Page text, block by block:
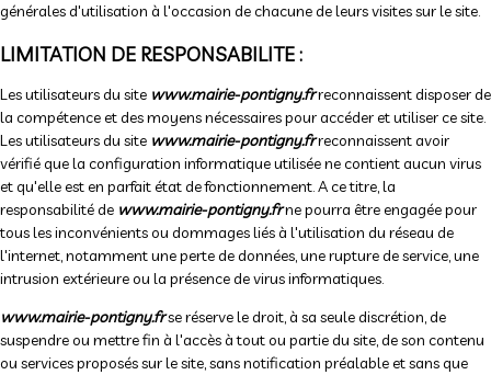
générales d'utilisation à l'occasion de chacune de leurs visites sur le site.
LIMITATION DE RESPONSABILITE :
Les utilisateurs du site www.mairie-pontigny.frreconnaissent disposer de
la compétence et des moyens nécessaires pour accéder et utiliser ce site.
Les utilisateurs du site www.mairie-pontigny.frreconnaissent avoir
vérifié que la configuration informatique utilisée ne contient aucun virus
et qu'elle est en parfait état de fonctionnement. A ce titre, la
responsabilité de www.mairie-pontigny.frne pourra être engagée pour
tous les inconvénients ou dommages liés à l'utilisation du réseau de
l'internet, notamment une perte de données, une rupture de service, une
intrusion extérieure ou la présence de virus informatiques.
www.mairie-pontigny.frse réserve le droit, à sa seule discrétion, de
suspendre ou mettre fin à l'accès à tout ou partie du site, de son contenu
ou services proposés sur le site, sans notification préalable et sans que